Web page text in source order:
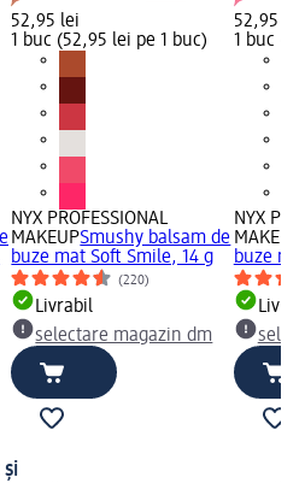
52,95 lei
1 buc (52,95 lei pe 1 buc)
NYX PROFESSIONAL
MAKEUPSmushy balsam de
buze mat Soft Smile, 14 g
(220)
Livrabil
selectare magazin dm
52,95 lei
1 buc
NYX
MAKEUP
buze